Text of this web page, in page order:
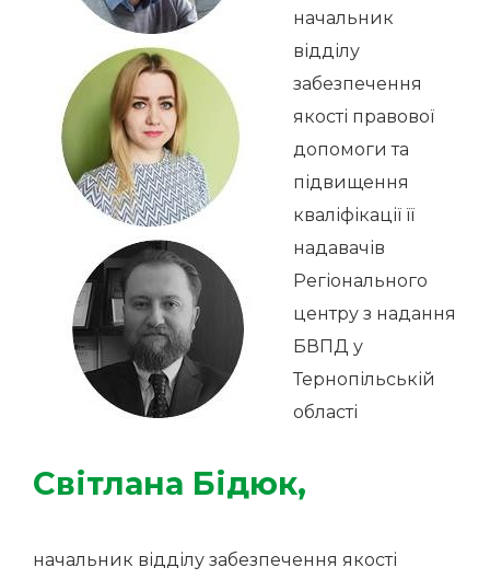
начальник
відділу
забезпечення
якості правової
допомоги та
підвищення
кваліфікації її
надавачів
Регіонального
центру з надання
БВПД у
Тернопільській
області
Світлана Бідюк,
начальник відділу забезпечення якості